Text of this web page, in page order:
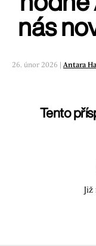
nás
26. únor 2026 |Antara
Tento
Již